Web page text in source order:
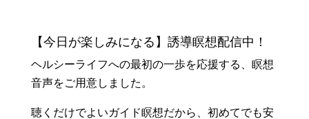
【今日が楽しみになる】誘導瞑想配信中！
ヘルシーライフへの最初の一歩を応援する、瞑想
音声をご用意しました。
聴くだけでよいガイド瞑想だから、初めてでも安